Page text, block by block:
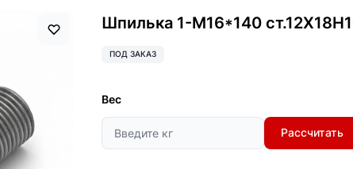
Шпилька 1-М16*140
ПОД ЗАКАЗ
Вес
Рассчитать